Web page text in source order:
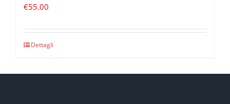
€55.00
Dettagli